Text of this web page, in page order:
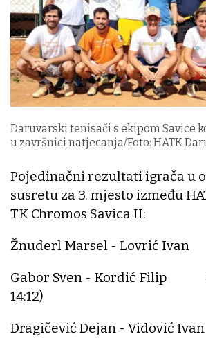
Daruvarski tenisači s ekipom Savice
u završnici natjecanja/Foto: HATK
Pojedinačni rezultati igrača u
susretu za 3. mjesto između
TK Chromos Savica II:
Žnuderl Marsel - Lovrić Ivan
Gabor Sven - Kordić Filip
14:12)
Dragičević Dejan - Vidović